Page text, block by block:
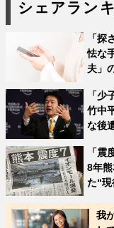
シェアラン
「
怯な
夫」
「少
竹中
な後
「
8年
た“
我